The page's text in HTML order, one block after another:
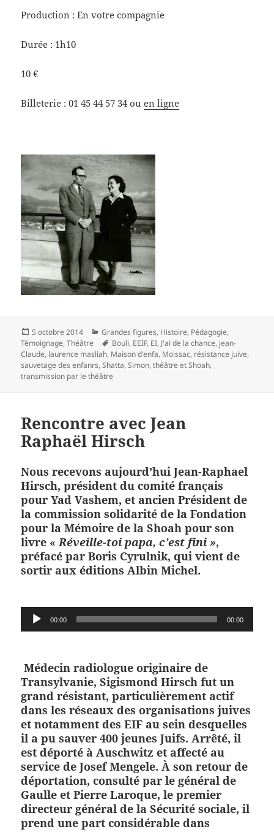
Production : En votre compagnie
Durée : 1h10
10 €
Billeterie : 01 45 44 57 34 ouen ligne
Publié
le
5 octobre 2014 Catégories
Grandes figures, Histoire, Pédagogie,
Témoignage,Théâtre
Mots-
clés
Bouli, EEIF, EI, J'ai de la chance, jean-
Claude, laurence masliah, Maison d'enfa, Moissac, résistance juive,
sauvetage des enfanrs,Shatta,Simon,théâtre et Shoah,
transmission par le théâtre
Rencontre avec Jean
Raphaël Hirsch
Nous recevons aujourd’huiJean-Raphael
Hirsch, président du comité français
pour Yad Vashem, et ancien Président de
la commission solidarité de la Fondation
pour la Mémoire de la Shoah pour son
livre « Réveille-toi papa, c’est fini »,
préfacé par Boris Cyrulnik, qui vient de
sortir aux éditions Albin Michel.
Lecteur
audio00:00 00:00
Médecin radiologue originaire de
Transylvanie, Sigismond Hirsch fut un
grand résistant, particulièrement actif
dans les réseaux des organisations juives
et notamment des EIF au sein desquelles
il a pu sauver 400 jeunes Juifs. Arrêté, il
est déporté à Auschwitz et affecté au
service de Josef Mengele. À son retour de
déportation, consulté par le général de
Gaulle et Pierre Laroque, le premier
directeur général de la Sécurité sociale, il
prend une part considérable dans